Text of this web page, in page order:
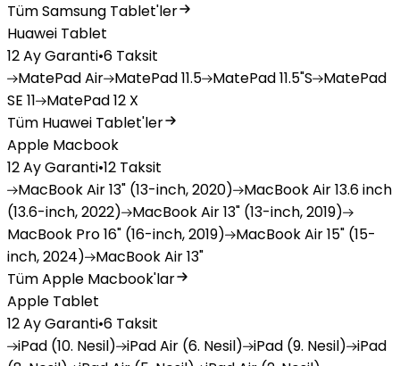
Tüm Samsung Tablet'ler
Huawei Tablet
12 Ay Garanti•6 Taksit
MatePadAir MatePad11.5 MatePad11.5"S
MatePad
SE 11
MatePad12 X
Tüm Huawei Tablet'ler
Apple Macbook
12 Ay Garanti•12 Taksit
MacBookAir 13" (13-inch, 2020) MacBookAir 13.6 inch
(13.6-inch, 2022)
MacBookAir 13" (13-inch, 2019)
MacBook Pro 16" (16-inch, 2019) MacBookAir 15" (15-
inch, 2024)
MacBookAir 13"
Tüm Apple Macbook'lar
Apple Tablet
12 Ay Garanti•6 Taksit
iPad (10. Nesil) iPadAir (6. Nesil) iPad (9. Nesil) iPad